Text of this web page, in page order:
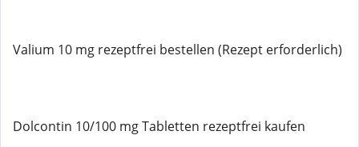
Valium 10 mg rezeptfrei bestellen (Rezept erforderlich)
Dolcontin 10/100 mg Tabletten rezeptfrei kaufen